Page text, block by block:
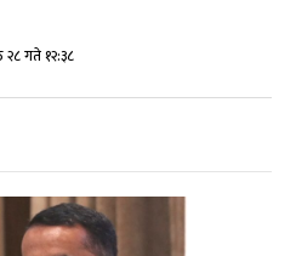
गते १२:३८